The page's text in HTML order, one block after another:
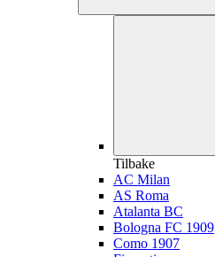
Tilbake
AC Milan
AS Roma
Atalanta BC
Bologna FC 1909
Como 1907